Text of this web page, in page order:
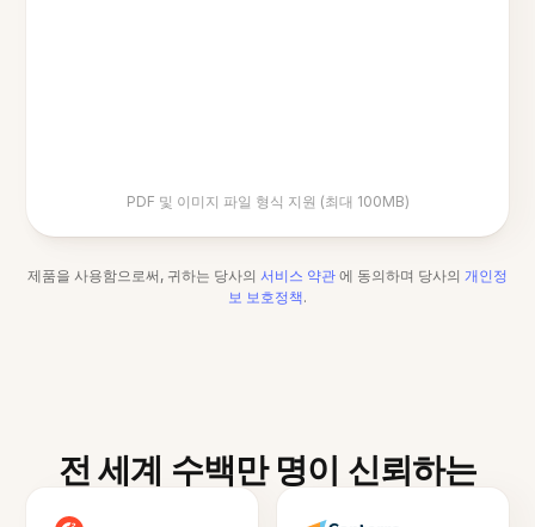
PDF 및 이미지 파일 형식 지원 (최대 100MB)
제품을 사용함으로써, 귀하는 당사의 서비스 약관 에 동의하며 당사의 개인정
보 보호정책.
전 세계 수백만 명이 신뢰하는